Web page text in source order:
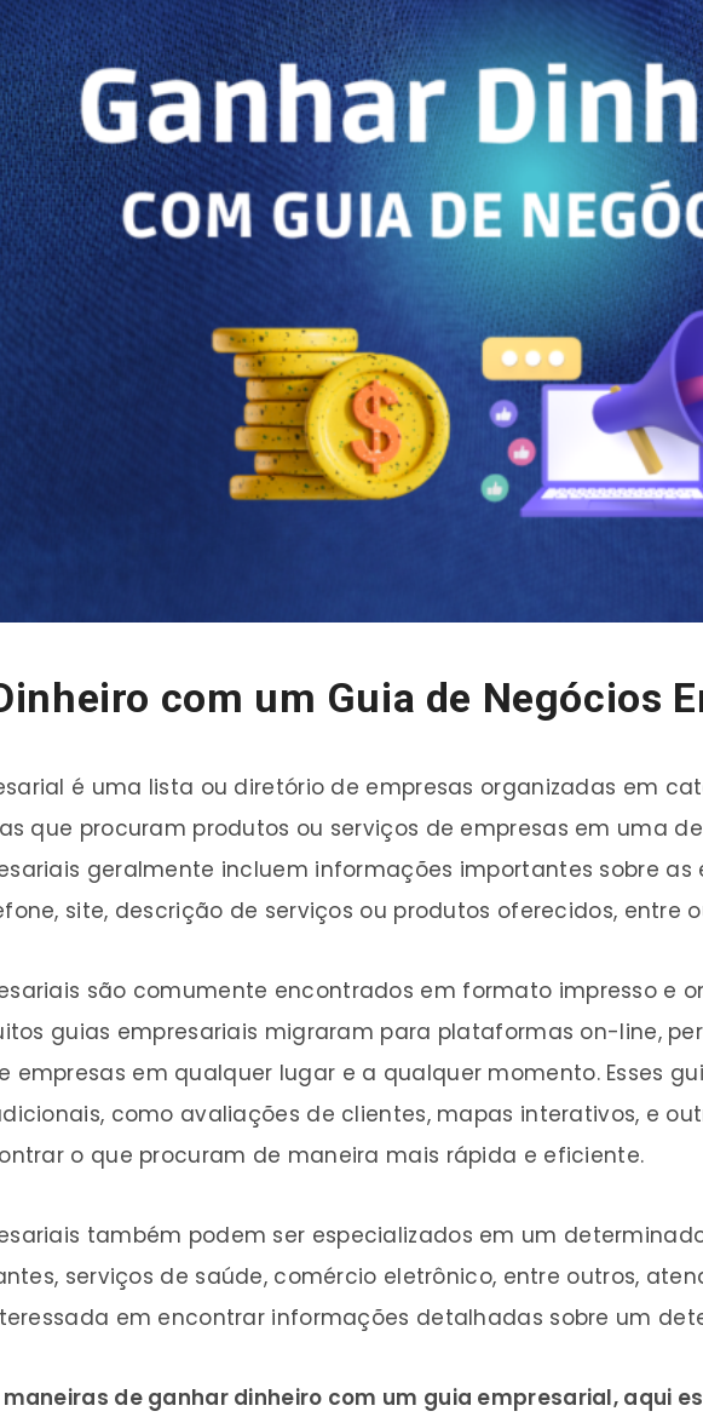
com um Guia de Negócios
é uma lista ou diretório de empresas organizadas em
que procuram produtos ou serviços de empresas em uma
geralmente incluem informações importantes sobre as
site, descrição de serviços ou produtos oferecidos, entre
são comumente encontrados em formato impresso e
guias empresariais migraram para plataformas on-line,
empresas em qualquer lugar e a qualquer momento. Esses
como avaliações de clientes, mapas interativos, e
o que procuram de maneira mais rápida e eficiente.
também podem ser especializados em um
serviços de saúde, comércio eletrônico, entre outros,
em encontrar informações detalhadas sobre um
de ganhar dinheiro com um guia empresarial, aqui